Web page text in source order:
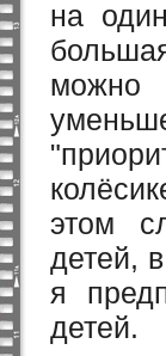
на
можно
этом
детей,
я
детей.